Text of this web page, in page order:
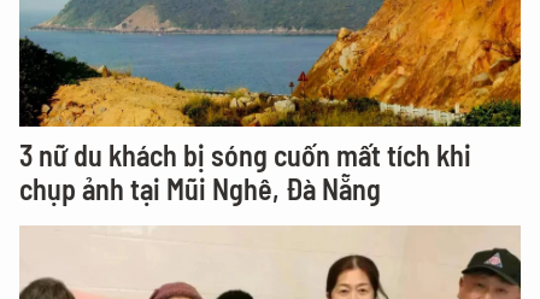
3 nữ du khách bị sóng cuốn mất tích khi
chụp ảnh tại Mũi Nghê, Đà Nẵng